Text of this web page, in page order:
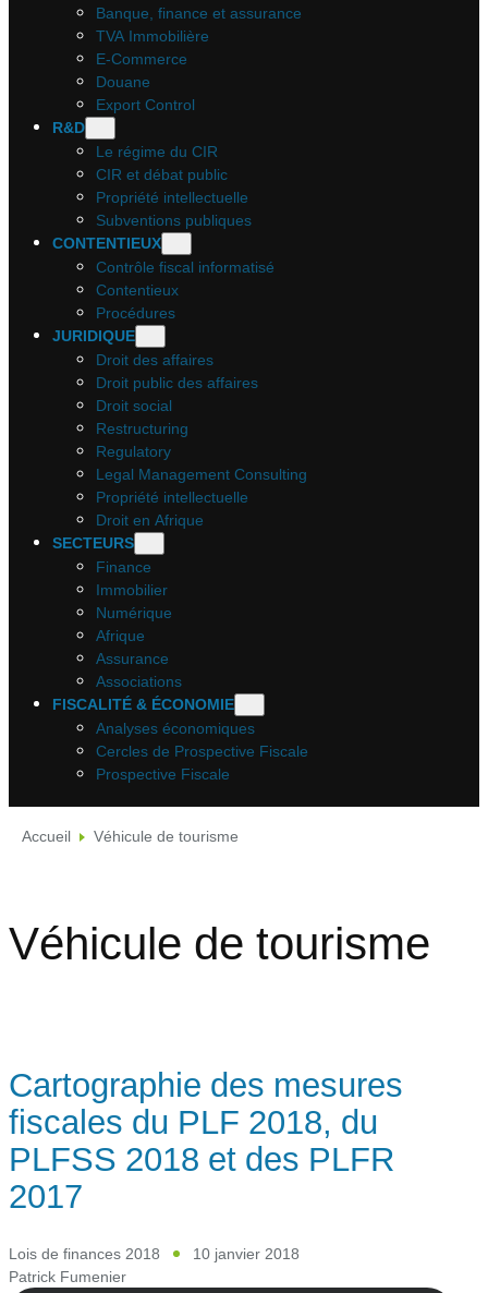
Banque, finance et assurance
TVA Immobilière
E-Commerce
Douane
Export Control
R&D
Le régime du CIR
CIR et débat public
Propriété intellectuelle
Subventions publiques
CONTENTIEUX
Contrôle fiscal informatisé
Contentieux
Procédures
JURIDIQUE
Droit des affaires
Droit public des affaires
Droit social
Restructuring
Regulatory
Legal Management Consulting
Propriété intellectuelle
Droit en Afrique
SECTEURS
Finance
Immobilier
Numérique
Afrique
Assurance
Associations
FISCALITÉ & ÉCONOMIE
Analyses économiques
Cercles de Prospective Fiscale
Prospective Fiscale
Accueil Véhicule de tourisme
Véhicule de tourisme
Cartographie des mesures
fiscales du PLF 2018, du
PLFSS 2018 et des PLFR
2017
Lois de finances 2018
10 janvier 2018
Patrick Fumenier